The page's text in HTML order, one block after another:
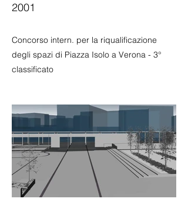
2001
Concorso intern. per la riqualificazione
degli spazi di Piazza Isolo a Verona - 3°
classificato